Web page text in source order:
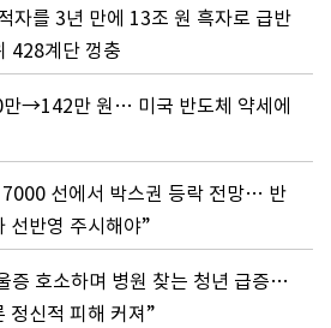
자를 3년 만에 13조 원 흑자로 급반
428계단 껑충
→142만 원… 미국 반도체 약세에
7000 선에서 박스권 등락 전망… 반
선반영 주시해야”
증 호소하며 병원 찾는 청년 급증…
정신적 피해 커져”